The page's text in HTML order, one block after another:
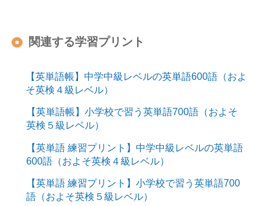
関連する学習プリント
【英単語帳】中学中級レベルの英単語600語（およ
そ英検４級レベル）
【英単語帳】小学校で習う英単語700語（およそ
英検５級レベル）
【英単語 練習プリント】中学中級レベルの英単語
600語（およそ英検４級レベル）
【英単語 練習プリント】小学校で習う英単語700
語（およそ英検５級レベル）